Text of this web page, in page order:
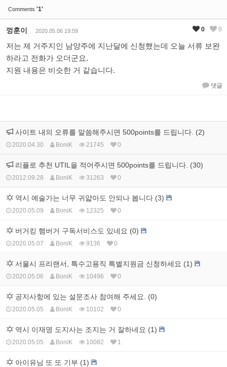
Comments '1'
껑훈이 2020.05.06 19:59
저는 제 거주지인 남양주에 지난달에 신청했는데 오늘 서류 보완
하라고 전화가 오더군요.
지원 내용은 비슷한 거 같습니다.
댓글
0 0
사이트 내의 오류를 말씀해주시면 500points를 드립니다. (2)
2020.04.30 BoniK 21745 0
리플로 추천 UTIL을 적어주시면 500points를 드립니다. (30)
2012.09.28 BoniK 31263 0
역시 예술가는 너무 귀얇아도 안되나 봅니다 (3)
2020.05.09 BoniK 12325 0
버거킹 햄버거 구독서비스도 있네요 (0)
2020.05.07 BoniK 9136 0
서울시 프리랜서, 특수고용직 특별지원금 신청하세요 (1)
2020.05.06 BoniK 10496 0
공지사항에 있는 설문조사 참여해 주세요. (0)
2020.05.05 BoniK 10102 0
역시 이재명 도지사는 조지는 거 잘하네요 (1)
2020.05.05 BoniK 10082 1
아이유님 또 또 기부 (1)